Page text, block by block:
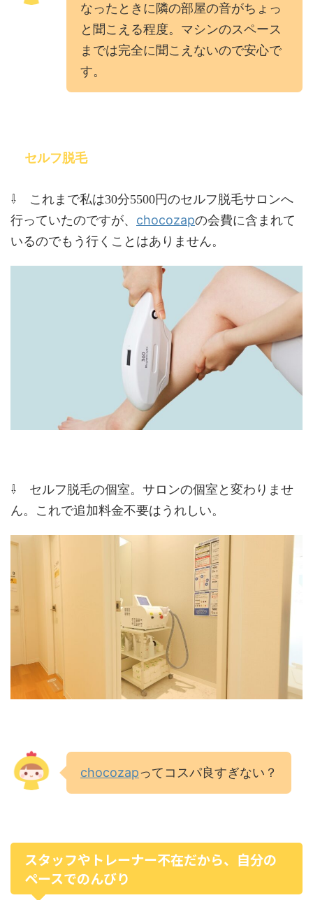
なったときに隣の部屋の音がちょっ
と聞こえる程度。マシンのスペース
までは完全に聞こえないので安心で
す。
セルフ脱毛
⇩ これまで私は30分5500円のセルフ脱毛サロンへ
行っていたのですが、 chocozapの会費に含まれて
いるのでもう行くことはありません。
⇩ セルフ脱毛の個室。サロンの個室と変わりませ
ん。これで追加料金不要はうれしい。
chocozapってコスパ良すぎない？
スタッフやトレーナー不在だから、自分の
ペースでのんびり